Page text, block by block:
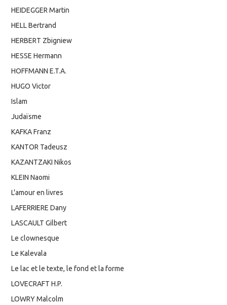
HEIDEGGER Martin
HELL Bertrand
HERBERT Zbigniew
HESSE Hermann
HOFFMANN E.T.A.
HUGO Victor
Islam
Judaïsme
KAFKA Franz
KANTOR Tadeusz
KAZANTZAKI Nikos
KLEIN Naomi
L'amour en livres
LAFERRIERE Dany
LASCAULT Gilbert
Le clownesque
Le Kalevala
Le lac et le texte, le fond et la forme
LOVECRAFT H.P.
LOWRY Malcolm